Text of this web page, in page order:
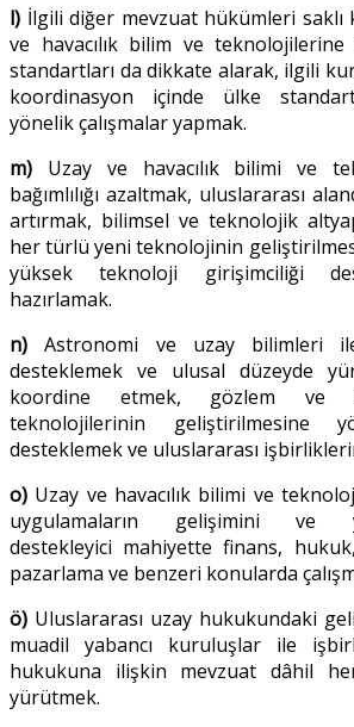
l) İlgili diğer mevzuat hükümleri saklı
ve havacılık bilim ve teknolojilerine
standartları da dikkate alarak, ilgili
koordinasyon içinde ülke
yönelik çalışmalar yapmak.
m) Uzay ve havacılık bilimi ve
bağımlılığı azaltmak, uluslararası
artırmak, bilimsel ve teknolojik
her türlü yeni teknolojinin
yüksek teknoloji girişimciliği
hazırlamak.
n) Astronomi ve uzay bilimleri
desteklemek ve ulusal düzeyde
koordine etmek, gözlem ve
teknolojilerinin geliştirilmesine
desteklemek ve uluslararası
o) Uzay ve havacılık bilimi ve
uygulamaların gelişimini ve
destekleyici mahiyette finans,
pazarlama ve benzeri konularda
ö) Uluslararası uzay hukukundaki
muadil yabancı kuruluşlar ile
hukukuna ilişkin mevzuat dâhil
yürütmek.